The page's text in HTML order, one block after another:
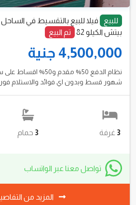
للبيع
فيلا للبيع بالتقسيط في الساحل
بيتش الكيلو 82
تم البيع
4,500,000 جنية
نظام الدفع 50% مقدم
شهور قسط وبدون اي فوائد والاستلام
3 غرفة 3 حمام
تواصل معنا عبر الواتساب
المزيد من